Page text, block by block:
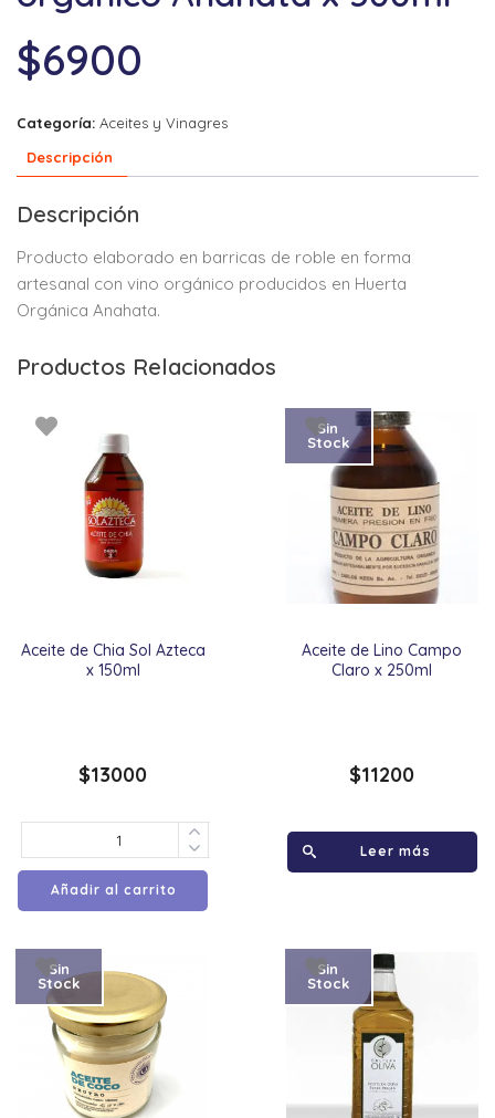
$6900
Categoría: Aceites y Vinagres
Descripción
Descripción
Producto elaborado en barricas de roble en forma
artesanal con vino orgánico producidos en Huerta
Orgánica Anahata.
Productos Relacionados
Aceite de Chia Sol Azteca
x 150ml
$13000
Añadir al carrito
Aceite de Lino Campo
Claro x 250ml
Sin
Stock
$11200
Leer más
Sin
Stock
Sin
Stock